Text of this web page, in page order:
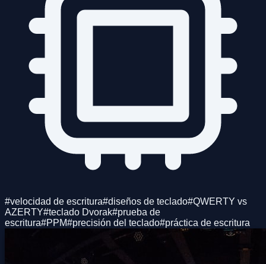
#velocidad de escritura#diseños de teclado#QWERTY vs
AZERTY#teclado Dvorak#prueba de
escritura#PPM#precisión del teclado#práctica de escritura